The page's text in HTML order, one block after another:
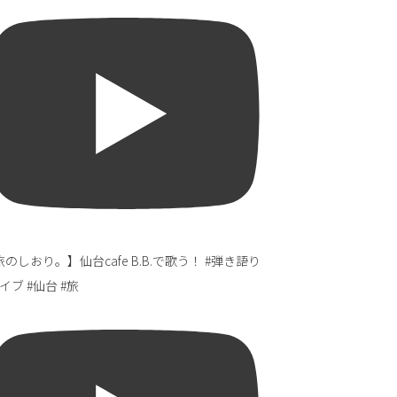
のしおり。】仙台cafe B.B.で歌う！ #弾き語り
ブ #仙台 #旅